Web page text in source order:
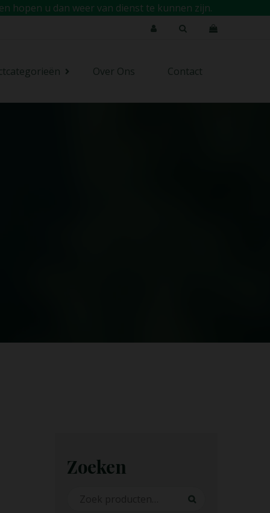
hopen u dan weer van dienst te kunnen zijn.
Over Ons Contact
Zoeken
Zoeken